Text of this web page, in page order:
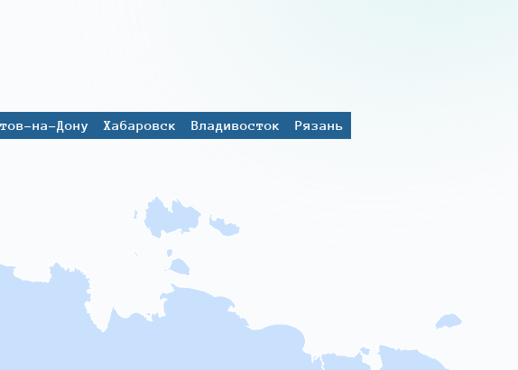
на-Дону Хабаровск Владивосток
Рязань